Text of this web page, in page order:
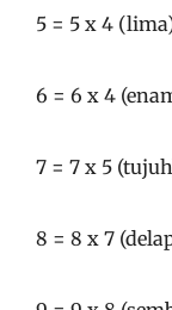
5 = 5 x 4
6 = 6 x 4
7 = 7 x 5
8 = 8 x 7